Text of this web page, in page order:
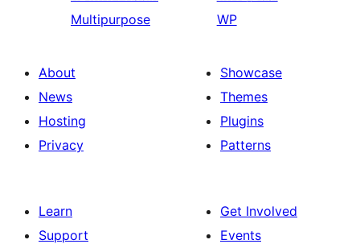
Multipurpose
WP
About
News
Hosting
Privacy
Showcase
Themes
Plugins
Patterns
Learn
Support
Get Involved
Events